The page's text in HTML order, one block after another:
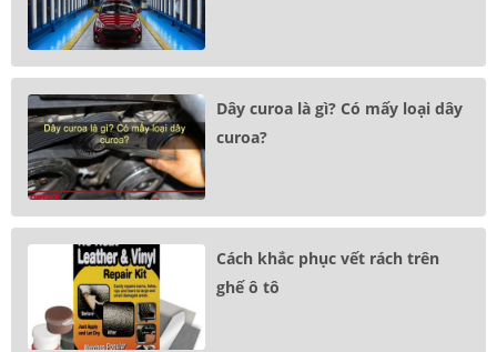
Dây curoa là gì? Có mấy loại dây
curoa?
Cách khắc phục vết rách trên
ghế ô tô